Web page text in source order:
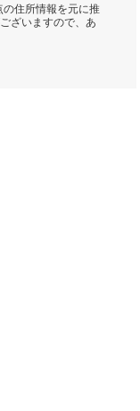
住所情報を元に推
ざいますので、あ